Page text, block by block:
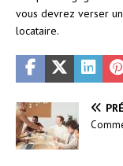
vous devrez verser
locataire.